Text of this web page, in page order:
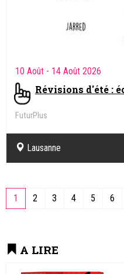
10 Août - 14 Août 2026
Révisions d'été :
FuturPlus
Lausanne
1 2 3 4 5 6
A LIRE